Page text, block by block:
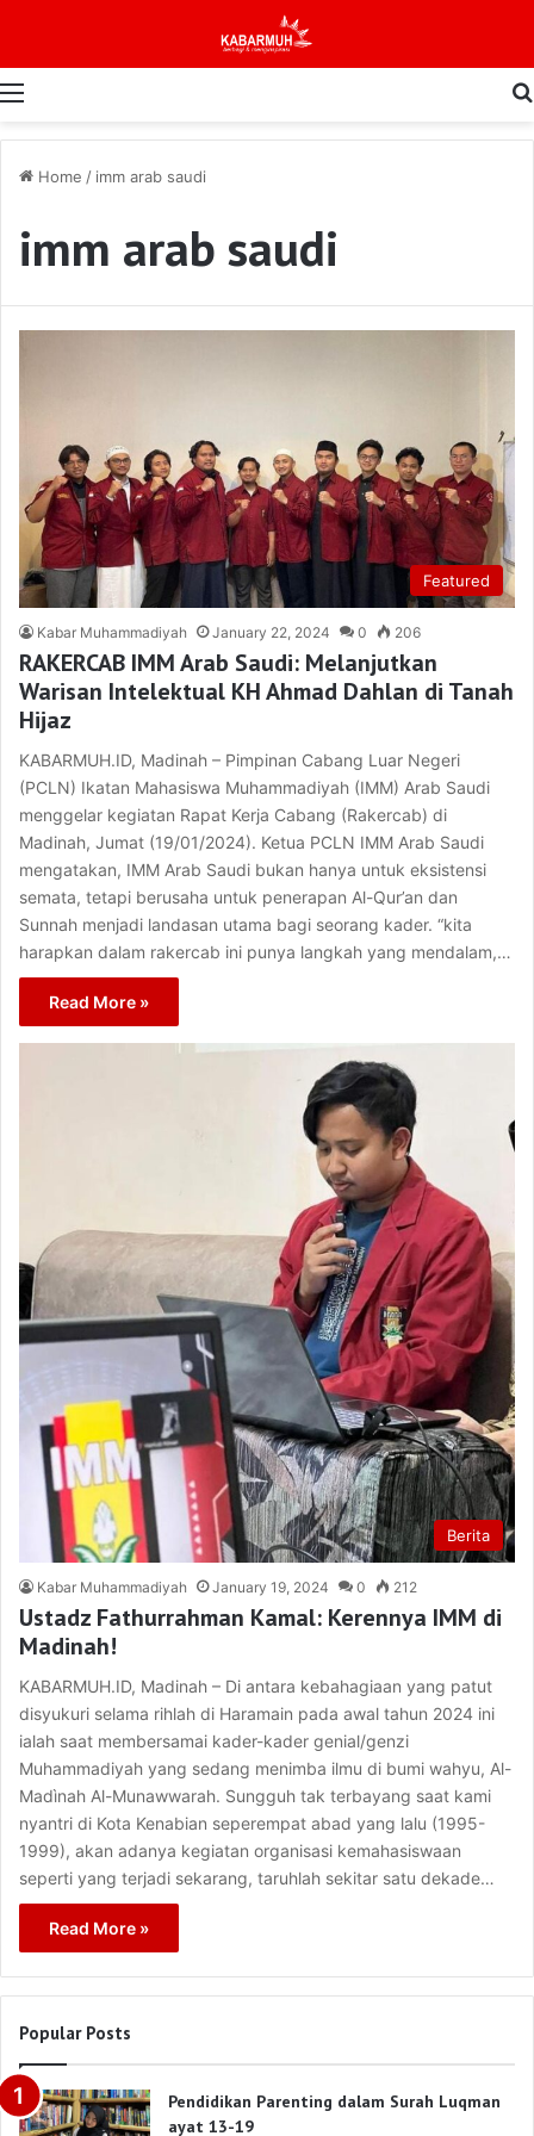
Menu
Home / imm arab saudi
imm arab saudi
Featured
Kabar Muhammadiyah January 22, 2024 0 206
RAKERCAB IMM Arab Saudi: Melanjutkan
Warisan Intelektual KH Ahmad Dahlan di Tanah
Hijaz
KABARMUH.ID, Madinah – Pimpinan Cabang Luar Negeri
(PCLN) Ikatan Mahasiswa Muhammadiyah (IMM) Arab Saudi
menggelar kegiatan Rapat Kerja Cabang (Rakercab) di
Madinah, Jumat (19/01/2024). Ketua PCLN IMM Arab Saudi
mengatakan, IMM Arab Saudi bukan hanya untuk eksistensi
semata, tetapi berusaha untuk penerapan Al-Qur’an dan
Sunnah menjadi landasan utama bagi seorang kader. “kita
harapkan dalam rakercab ini punya langkah yang mendalam,…
Read More »
Berita
Kabar Muhammadiyah January 19, 2024 0 212
Ustadz Fathurrahman Kamal: Kerennya IMM di
Madinah!
KABARMUH.ID, Madinah – Di antara kebahagiaan yang patut
disyukuri selama rihlah di Haramain pada awal tahun 2024 ini
ialah saat membersamai kader-kader genial/genzi
Muhammadiyah yang sedang menimba ilmu di bumi wahyu, Al-
Madìnah Al-Munawwarah. Sungguh tak terbayang saat kami
nyantri di Kota Kenabian seperempat abad yang lalu (1995-
1999), akan adanya kegiatan organisasi kemahasiswaan
seperti yang terjadi sekarang, taruhlah sekitar satu dekade…
Read More »
Popular Posts
Pendidikan Parenting dalam Surah Luqman
ayat 13-19